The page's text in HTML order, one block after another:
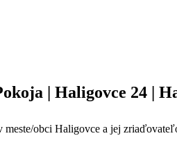
| Haligovce 24 |
meste/obci Haligovce a jej